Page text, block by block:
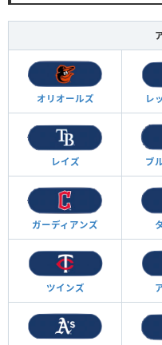
オリオールズ レ
レイズ ブ
ガーディアンズ
ツインズ